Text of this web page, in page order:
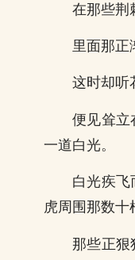
在那些荆
里面那正
这时却听
便见耸立
一道白光。
白光疾飞
虎周围那数十
那些正狠